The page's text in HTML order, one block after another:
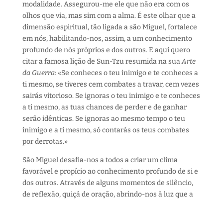
modalidade. Assegurou-me ele que não era com os
olhos que via, mas sim com a alma. É este olhar que a
dimensão espiritual, tão ligada a são Miguel, fortalece
em nós, habilitando-nos, assim, a um conhecimento
profundo de nós próprios e dos outros. E aqui quero
citar a famosa lição de Sun-Tzu resumida na suaArte
da Guerra:«Se conheces o teu inimigo e te conheces a
ti mesmo, se tiveres cem combates a travar, cem vezes
sairás vitorioso. Se ignoras o teu inimigo e te conheces
a ti mesmo, as tuas chances de perder e de ganhar
serão idênticas. Se ignoras ao mesmo tempo o teu
inimigo e a ti mesmo, só contarás os teus combates
por derrotas.»
São Miguel desafia-nos a todos a criar um clima
favorável e propício ao conhecimento profundo de si e
dos outros. Através de alguns momentos de silêncio,
de reflexão, quiçá de oração, abrindo-nos à luz que a